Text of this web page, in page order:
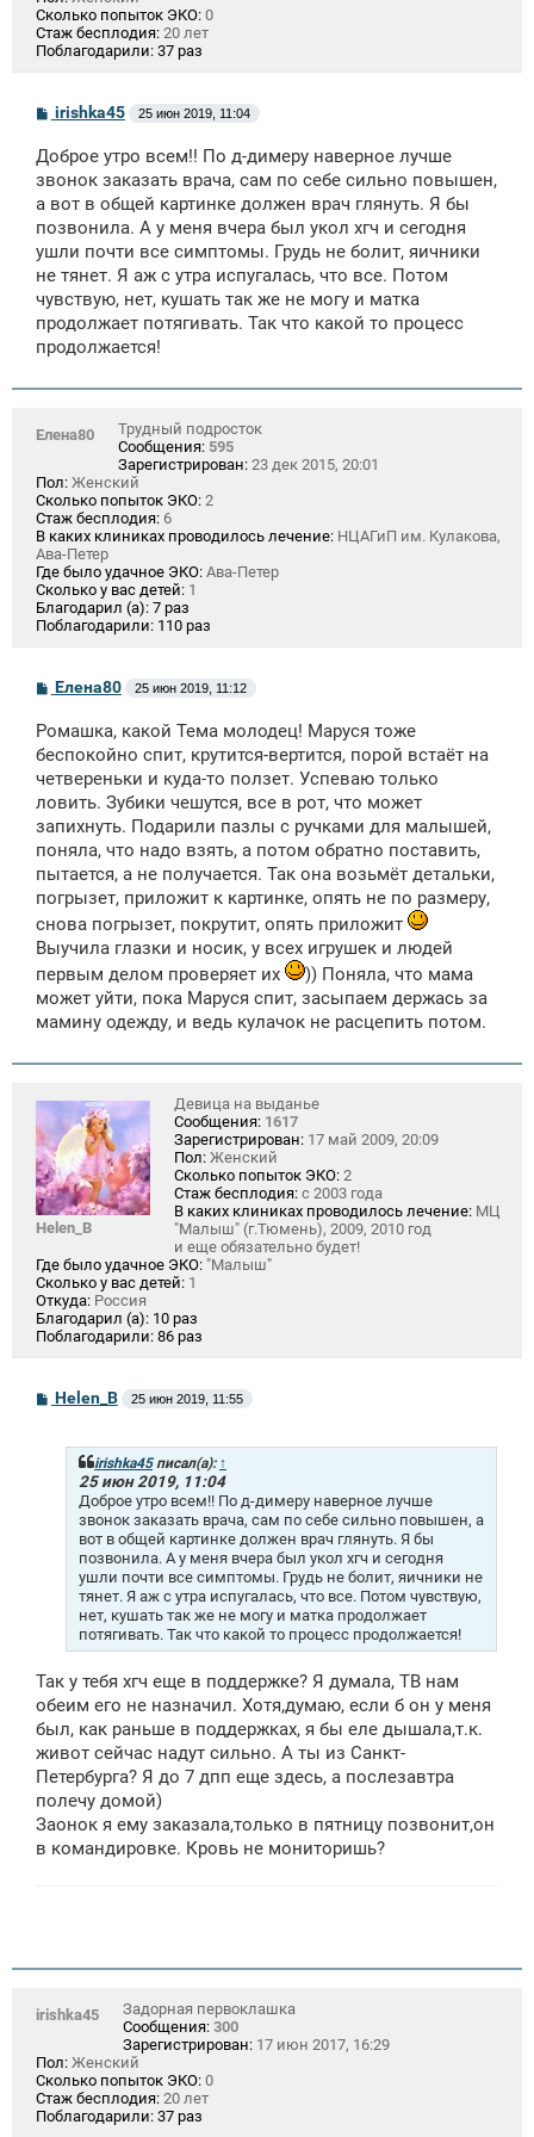
Сколько попыток ЭКО: 0
Стаж бесплодия: 20 лет
Поблагодарили: 37 раз
С
о
б
щ
н
и
irishka45 25 июн 2019, 11:04
Доброе утро всем!! По д-димеру наверное лучше
звонок заказать врача, сам по себе сильно повышен,
а вот в общей картинке должен врач глянуть. Я бы
позвонила. А у меня вчера был укол хгч и сегодня
ушли почти все симптомы. Грудь не болит, яичники
не тянет. Я аж с утра испугалась, что все. Потом
чувствую, нет, кушать так же не могу и матка
продолжает потягивать. Так что какой то процесс
продолжается!
Елена80
Трудный подросток
Сообщения: 595
Зарегистрирован: 23 дек 2015, 20:01
Пол: Женский
Сколько попыток ЭКО: 2
Стаж бесплодия: 6
В каких клиниках проводилось лечение: НЦАГиП им. Кулакова,
Ава-Петер
Где было удачное ЭКО: Ава-Петер
Сколько у вас детей: 1
Благодарил (а): 7 раз
Поблагодарили: 110 раз
С
о
б
щ
н
и
Елена80 25 июн 2019, 11:12
Ромашка, какой Тема молодец! Маруся тоже
беспокойно спит, крутится-вертится, порой встаёт на
четвереньки и куда-то ползет. Успеваю только
ловить. Зубики чешутся, все в рот, что может
запихнуть. Подарили пазлы с ручками для малышей,
поняла, что надо взять, а потом обратно поставить,
пытается, а не получается. Так она возьмёт детальки,
погрызет, приложит к картинке, опять не по размеру,
снова погрызет, покрутит, опять приложит
Выучила глазки и носик, у всех игрушек и людей
первым делом проверяет их
)) Поняла, что мама
может уйти, пока Маруся спит, засыпаем держась за
мамину одежду, и ведь кулачок не расцепить потом.
Helen_B
Девица на выданье
Сообщения: 1617
Зарегистрирован: 17 май 2009, 20:09
Пол: Женский
Сколько попыток ЭКО: 2
Стаж бесплодия: с 2003 года
В каких клиниках проводилось лечение: МЦ
"Малыш" (г.Тюмень), 2009, 2010 год
и еще обязательно будет!
Где было удачное ЭКО: "Малыш"
Сколько у вас детей: 1
Откуда: Россия
Благодарил (а): 10 раз
Поблагодарили: 86 раз
С
о
Helen_B 25 июн 2019, 11:55
irishka45писал(а): ↑
25 июн 2019, 11:04
Доброе утро всем!! По д-димеру наверное лучше
звонок заказать врача, сам по себе сильно повышен, а
вот в общей картинке должен врач глянуть. Я бы
позвонила. А у меня вчера был укол хгч и сегодня
ушли почти все симптомы. Грудь не болит, яичники не
тянет. Я аж с утра испугалась, что все. Потом чувствую,
нет, кушать так же не могу и матка продолжает
потягивать. Так что какой то процесс продолжается!
Так у тебя хгч еще в поддержке? Я думала, ТВ нам
обеим его не назначил. Хотя,думаю, если б он у меня
был, как раньше в поддержках, я бы еле дышала,т.к.
живот сейчас надут сильно. А ты из Санкт-
Петербурга? Я до 7 дпп еще здесь, а послезавтра
полечу домой)
Заонок я ему заказала,только в пятницу позвонит,он
в командировке. Кровь не мониторишь?
irishka45
Задорная первоклашка
Сообщения: 300
Зарегистрирован: 17 июн 2017, 16:29
Пол: Женский
Сколько попыток ЭКО: 0
Стаж бесплодия: 20 лет
Поблагодарили: 37 раз